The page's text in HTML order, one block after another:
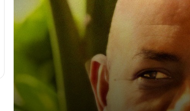
لبنان: إصابة 8 أشحاص فى غارة إسرائيلية
على بلدة برج الشمالي
لغز اختفاء مجتبى خامنئي يحير الولايات
المتحدة.. خبير: إما مات أو أصبح عاجزا
جنة همام.. طفولة ينهكها المرض وأم تنتظر
بصيص أمل للعلاج خارج غزة